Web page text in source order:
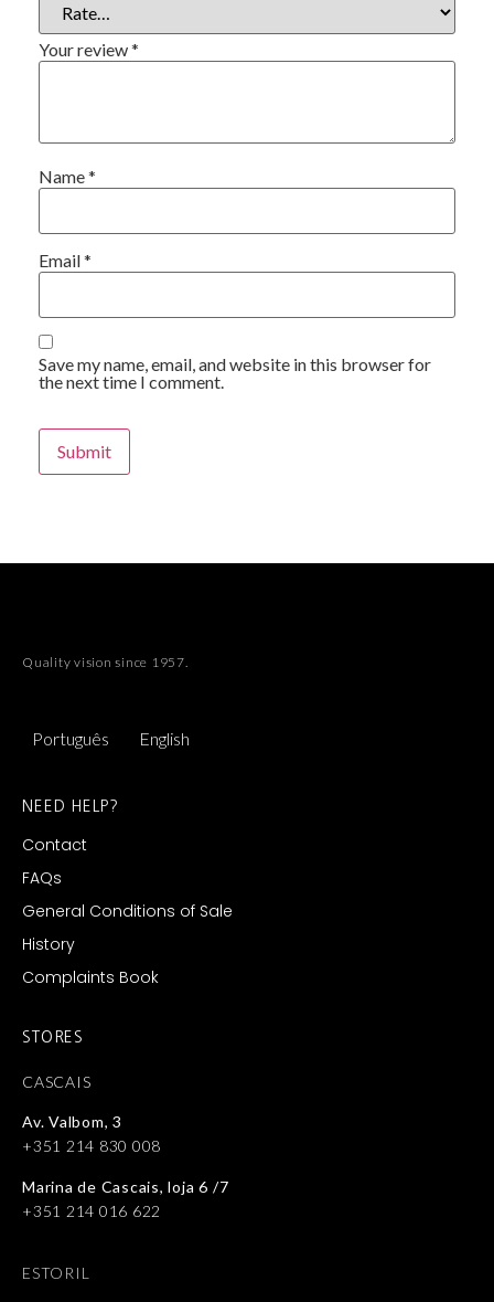
Your review*
Name*
Email*
Save my name, email, and website in this browser for
the next time I comment.
Quality vision since 1957.
Português English
NEED HELP?
Contact
FAQs
General Conditions of Sale
History
Complaints Book
STORES
CASCAIS
Av. Valbom, 3
+351 214 830 008
Marina de Cascais, loja 6 /7
+351 214 016 622
ESTORIL